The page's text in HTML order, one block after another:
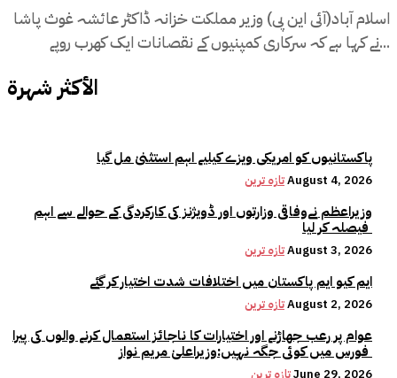
اسلام آباد(آئی این پی) وزیر مملکت خزانہ ڈاکٹر عائشہ غوث پاشا
نے کہا ہے کہ سرکاری کمپنیوں کے نقصانات ایک کھرب روپے...
الأكثر شهرة
پاکستانیوں کو امریکی ویزے کیلیے اہم استثنیٰ مل گیا
تازہ ترینAugust 4, 2026
وزیراعظم نےوفاقی وزارتوں اور ڈویژنز کی کارکردگی کے حوالے سے اہم
تازہ ترینAugust 3, 2026
ایم کیو ایم پاکستان میں اختلافات شدت اختیار کر گئے
تازہ ترینAugust 2, 2026
عوام پر رعب جھاڑنے اور اختیارات کا ناجائز استعمال کرنے والوں کی پیرا
تازہ ترینJune 29, 2026